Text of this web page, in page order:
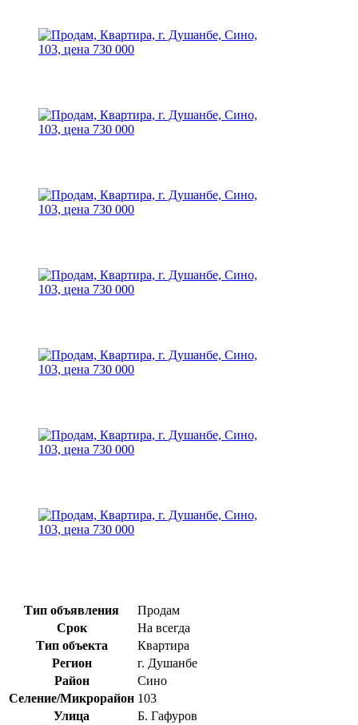
Тип объявления
Продам
Срок
На всегда
Тип объекта
Квартира
Регион
г. Душанбе
Район
Сино
Селение/Микрорайон 103
Улица
Б. Гафуров